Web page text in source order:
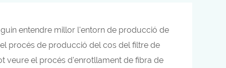
entendre millor l'entorn de producció de
procés de producció del cos del filtre de
veure el procés d'enrotllament de fibra de